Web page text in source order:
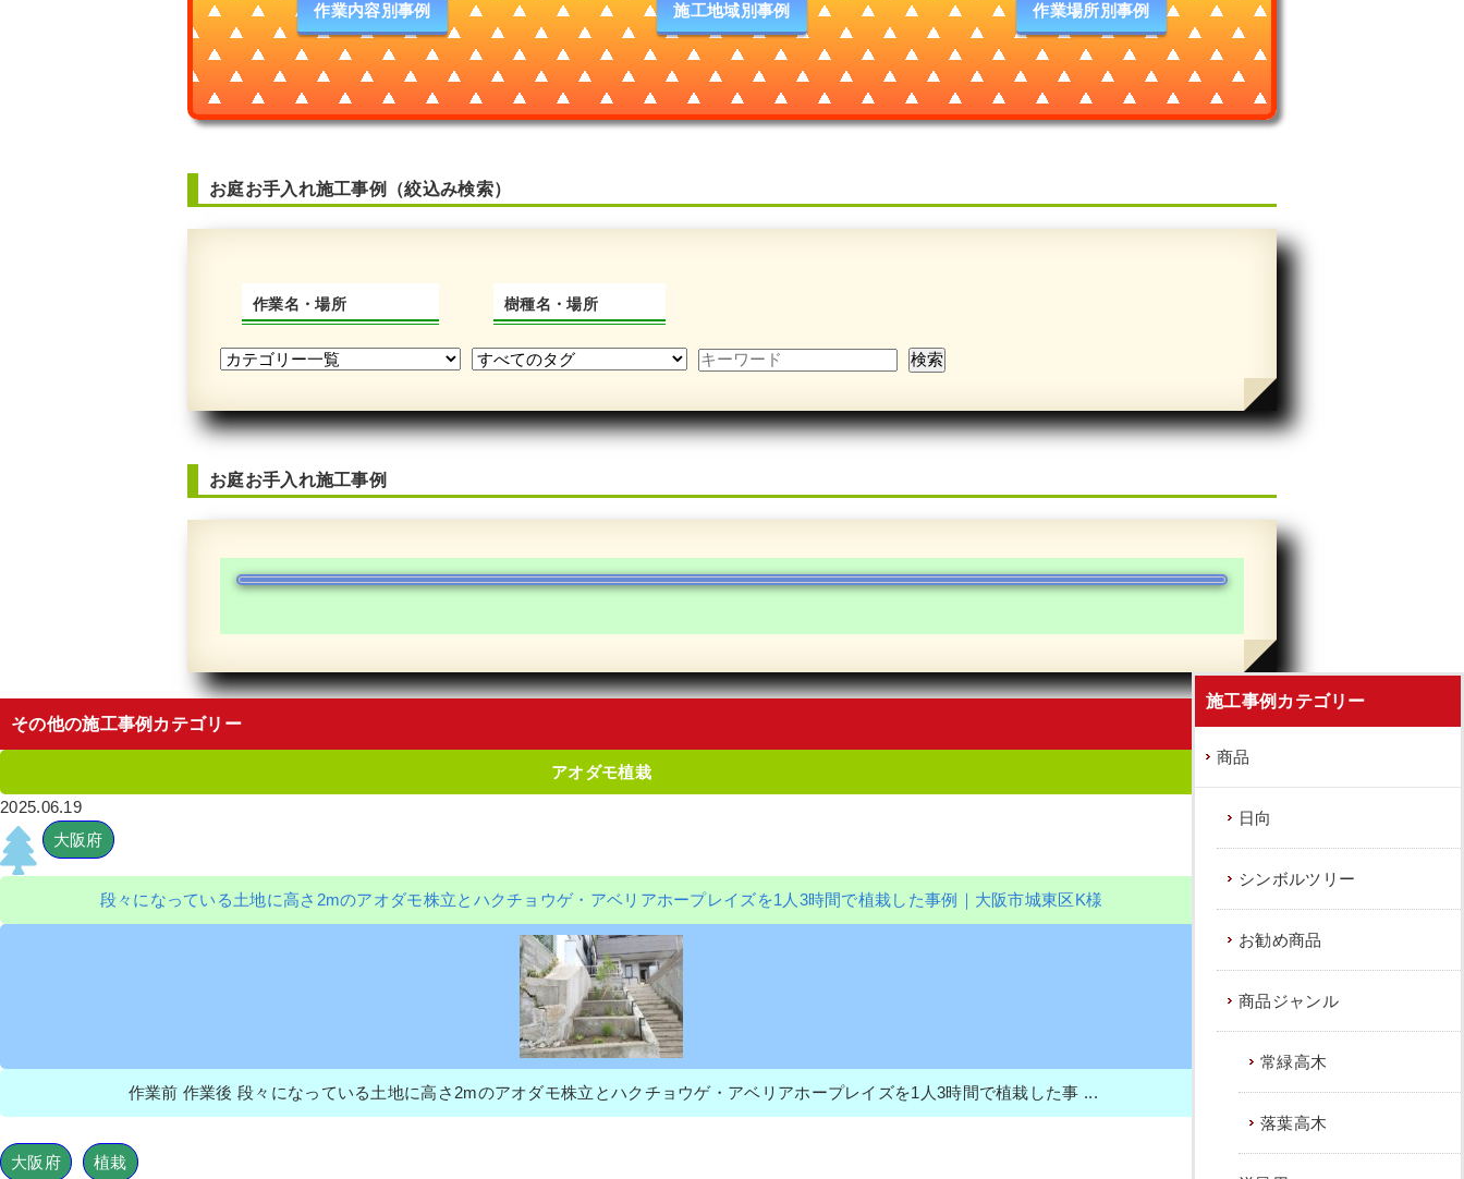
作業内容別事例 施工地域別事例 作業場所別事例
お庭お手入れ施工事例（絞込み検索）
作業名・場所 樹種名・場所
お庭お手入れ施工事例
施工事例カテゴリー
商品
日向
シンボルツリー
お勧め商品
商品ジャンル
常緑高木
落葉高木
その他の施工事例カテゴリー
アオダモ植栽
2025.06.19
大阪府
段々になっている土地に高さ2mのアオダモ株立とハクチョウゲ・アベリアホープレイズを1人3時間で植栽した事例｜大阪市城東区K様
作業前 作業後 段々になっている土地に高さ2mのアオダモ株立とハクチョウゲ・アベリアホープレイズを1人3時間で植栽した事 ...
大阪府
植栽